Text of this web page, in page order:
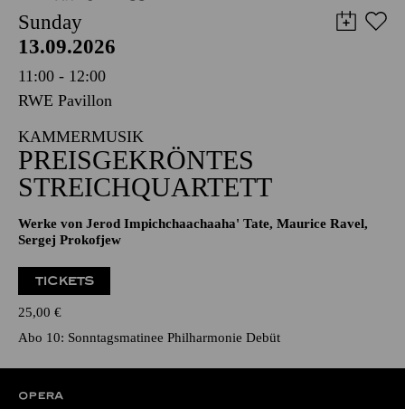
Sunday
13.09.2026
11:00 - 12:00
RWE Pavillon
KAMMERMUSIK
PREISGEKRÖNTES
STREICHQUARTETT
Werke von Jerod Impichchaachaaha' Tate, Maurice Ravel,
Sergej Prokofjew
TICKETS
25,00 €
Abo 10: Sonntagsmatinee Philharmonie Debüt
OPERA